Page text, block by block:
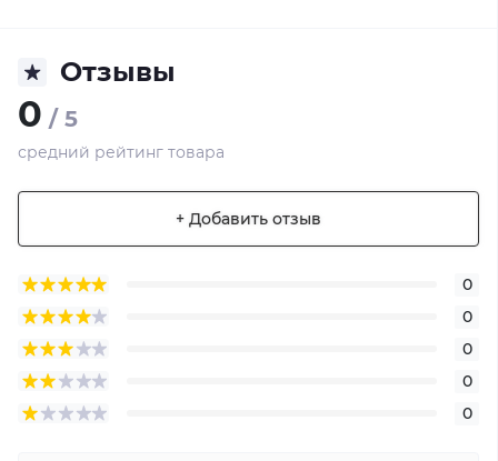
Отзывы
0 / 5
средний рейтинг товара
+ Добавить отзыв
0
0
0
0
0